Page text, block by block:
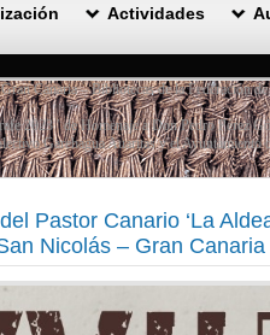
Actividades
Canaria – Bibliotecas de la Federación
2023 ′ de Homenaje a Don Pedro Pérez
Garehagua Auaritas y el
Pastor Canario ‘La
Nicolás – Gran